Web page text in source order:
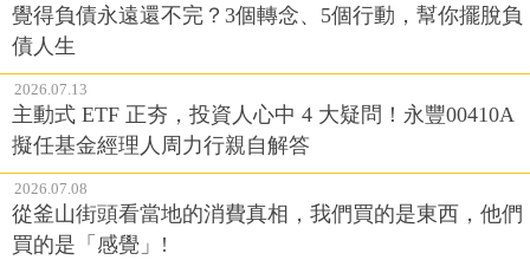
覺得負債永遠還不完？3個轉念、5個行動，幫你擺脫負
債人生
2026.07.13
主動式 ETF 正夯，投資人心中 4 大疑問！永豐00410A
擬任基金經理人周力行親自解答
2026.07.08
從釜山街頭看當地的消費真相，我們買的是東西，他們
買的是「感覺」!